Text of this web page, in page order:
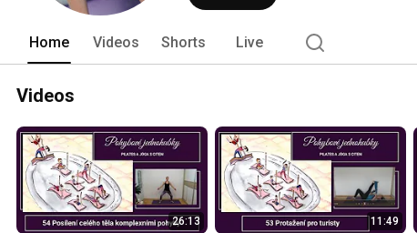
Home Videos Shorts Live
Videos
26:13 11:49